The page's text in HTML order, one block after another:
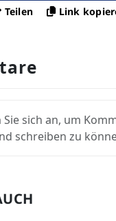
Teilen
Link
sich an, um
schreiben zu